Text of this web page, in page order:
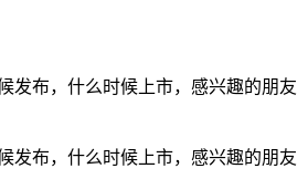
发布，什么时候上市，感兴趣的朋友
发布，什么时候上市，感兴趣的朋友